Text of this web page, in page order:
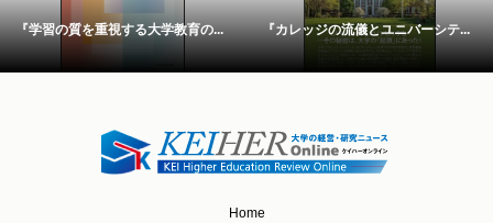
『学習の質を重視する大学教育の... 『カレッジの流儀とユニバーシテ...
Home